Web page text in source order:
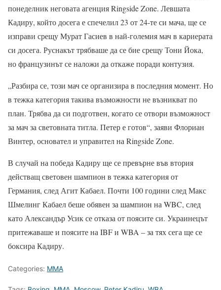
понеделник неговата агенция Ringside Zone. Левшата
Кадиру, който досега е спечелил 23 от 24-те си мача, ще се
изправи срещу Мурат Гасиев в най-големия мач в кариерата
си досега. Руснакът трябваше да се бие срещу Тони Йока,
но французинът се наложи да откаже поради контузия.
„Разбира се, този мач се организира в последния момент. Но
в тежка категория такива възможности не възникват по
план. Трябва да си подготвен, когато се отвори възможност
за мач за световната титла. Петер е готов“, заяви Флориан
Винтер, основател и управител на Ringside Zone.
В случай на победа Кадиру ще се превърне във втория
действащ световен шампион в тежка категория от
Германия, след Агит Кабаел. Почти 100 години след Макс
Шмелинг Кабаел беше обявен за шампион на WBC, след
като Александър Усик се отказа от поясите си. Украинецът
притежаваше и поясите на IBF и WBA – за тях сега ще се
боксира Кадиру.
Categories: MMA